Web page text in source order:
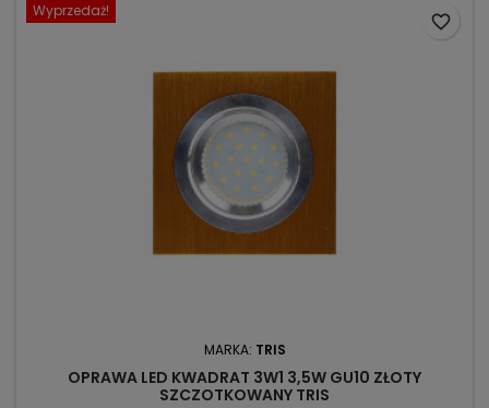
Wyprzedaż!
MARKA: TRIS
OPRAWA LED KWADRAT 3W1 3,5W GU10 ZŁOTY
SZCZOTKOWANY TRIS
favorite_border